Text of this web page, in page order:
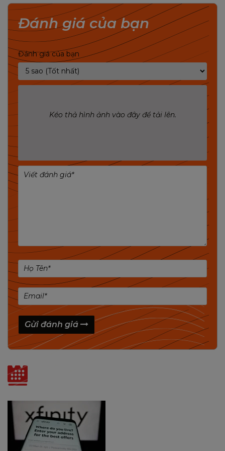
CÔNG NGHỆ BEAFORMING+
Tenda AC5 trang bị công nghệ Beamforming+,
giúp tự động tập trung tín hiệu WiFi theo một
hướng, cung cấp kết nối mạnh mẽ và ổn định
QUẢN LÝ ROUTER WIFI CỦA BẠN MỌI LÚC,
Tenda WiFi App cho phép bạn quản lý
Router WiFi của mình mọi lúc mọi nơi;
Ngắt kết nối người dùng trái phép bằng
Đánh giá của bạn
Đánh giá của bạn
Kéo thả hình ảnh vào đây để tải lên.
Gửi đánh giá